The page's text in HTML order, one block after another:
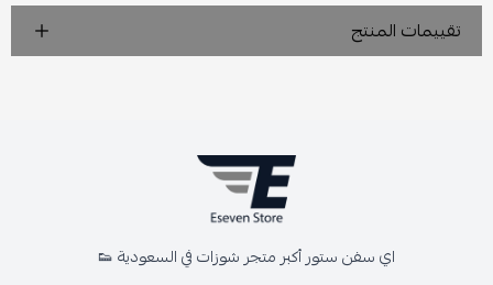
تقييمات المنتج
اي سفن ستور أكبر متجر شوزات في السعودية 👟